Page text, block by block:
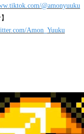
@amonyuuku
Amon_Yuuku